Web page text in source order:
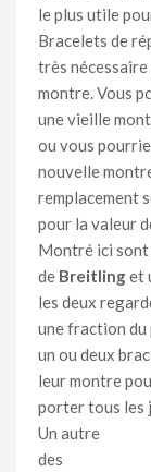
le plus utile
Bracelets de
très
montre. Vous
une vieille
ou vous
nouvelle
remplacement
pour la valeur
Montré ici sont
de Breitlinget
les deux
une fraction du
un ou deux
leur montre
porter tous les
Un autre
des